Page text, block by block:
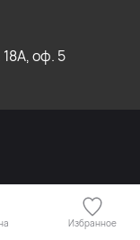
оф. 5
Избранное